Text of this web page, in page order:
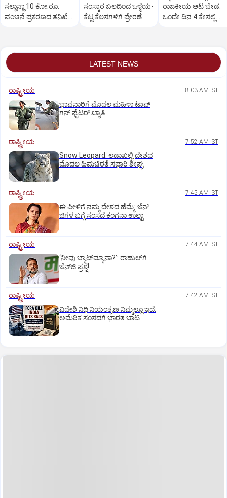
ಸಲ್ಡಾನ್ಹಾ 10 ಕೋ.ರೂ.
ವಂಚನೆ ಪ್ರಕರಣದ ತನಿಖೆ
ಸಂಸ್ಕಾರ ಬಲದಿಂದ ಒಳ್ಳೆಯ-
ಕೆಟ್ಟ ಕೆಲಸಗಳಿಗೆ ಪ್ರೇರಣೆ
ರಾಜಕೀಯ ಆಟ ಬೇಡ:
ಒಂದೇ ದಿನ 4 ಕೇಸಲ್ಲಿ
LATEST NEWS
ರಾಷ್ಟ್ರೀಯ 8:03 AM IST
ಭಾವನಾರಿಗೆ ಮೊದಲ ಮಹಿಳಾ ಟಾಪ್‌
ಗನ್‌ ಫೈಟರ್‌ ಖ್ಯಾತಿ
ರಾಷ್ಟ್ರೀಯ 7:52 AM IST
Snow Leopard: ಲಡಾಖಲ್ಲಿ ದೇಶದ
ಮೊದಲ ಹಿಮಚಿರತೆ ಸಫಾರಿ ಶೀಘ್ರ
ರಾಷ್ಟ್ರೀಯ 7:45 AM IST
ಈ ಪೀಳಿಗೆ ನಮ್ಮ ದೇಶದ ಹೆಮ್ಮೆ: ಜೆನ್‌
ಜಿಗಳ ಬಗ್ಗೆ ಸಂಸದೆ ಕಂಗನಾ ಉಲ್ಟಾ
ರಾಷ್ಟ್ರೀಯ 7:44 AM IST
‘ನೀವು ಬ್ಯಾಟ್‌ಮ್ಯಾನಾ?’: ರಾಹುಲ್‌ಗೆ
ಜೆನ್‌ಜಿ ಪ್ರಶ್ನೆ!
ರಾಷ್ಟ್ರೀಯ 7:42 AM IST
ವಿದೇಶಿ ನಿಧಿ ನಿಯಂತ್ರಣ ನಿಮ್ಮಲ್ಲೂ ಇದೆ:
ಅಮೆರಿಕ ಸಂಸದಗೆ ಭಾರತ ಚಾಟಿ